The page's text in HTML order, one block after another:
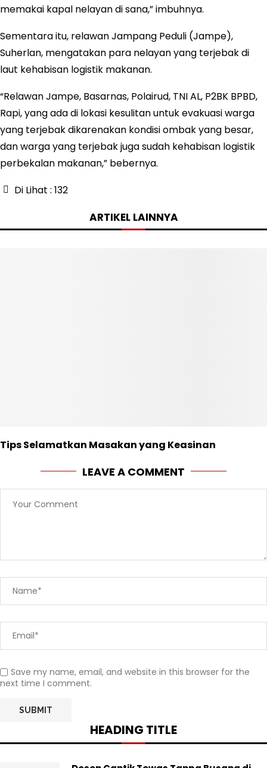
memakai kapal nelayan di sana,” imbuhnya.
Sementara itu, relawan Jampang Peduli (Jampe),
Suherlan, mengatakan para nelayan yang terjebak di
laut kehabisan logistik makanan.
“Relawan Jampe, Basarnas, Polairud, TNI AL, P2BK BPBD,
Rapi, yang ada di lokasi kesulitan untuk evakuasi warga
yang terjebak dikarenakan kondisi ombak yang besar,
dan warga yang terjebak juga sudah kehabisan logistik
perbekalan makanan,” bebernya.
Di Lihat : 132
ARTIKEL LAINNYA
Tips Selamatkan Masakan yang Keasinan
LEAVE A COMMENT
Save my name, email, and website in this browser for the
next time I comment.
HEADING TITLE